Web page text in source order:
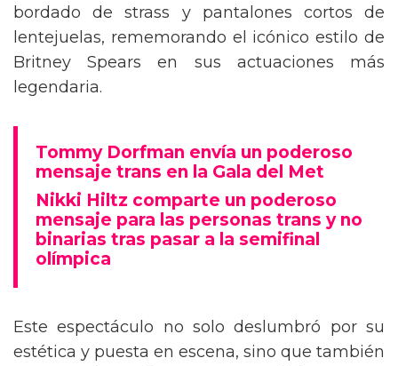
bordado de strass y pantalones cortos de
lentejuelas, rememorando el icónico estilo de
Britney Spears en sus actuaciones más
legendaria.
Tommy Dorfman envía un poderoso
mensaje trans en la Gala del Met
Nikki Hiltz comparte un poderoso
mensaje para las personas trans y no
binarias tras pasar a la semifinal
olímpica
Este espectáculo no solo deslumbró por su
estética y puesta en escena, sino que también